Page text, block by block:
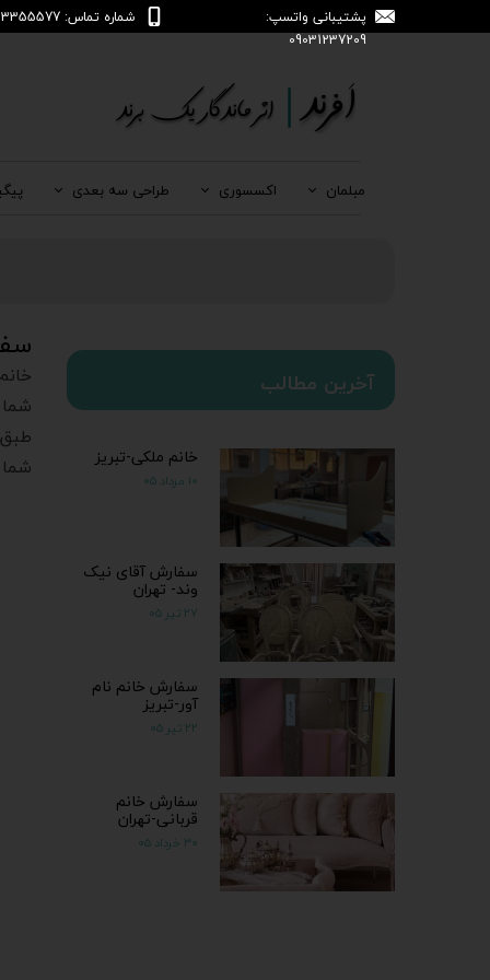
پشتیبانی واتسپ:
09031237209
شماره تماس: 04133355577
مبلمان اکسسوری طراحی سه بعدی
آخرین مطالب
خانم ملکی-تبریز
۱۰ مرداد ۰۵
سفارش آقای نیک
وند- تهران
۲۷ تیر ۰۵
سفارش خانم نام
آور-تبریز
۲۲ تیر ۰۵
سفارش خانم
قربانی-تهران
۳۰ خرداد ۰۵